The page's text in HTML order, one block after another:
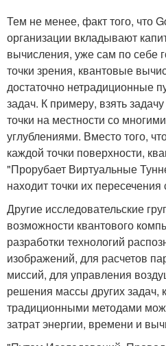
Тем не менее, факт того, что
организации вкладывают
вычисления, уже сам по себе
точки зрения, квантовые
достаточно нетрадиционные
задач. К примеру, взять
точки на местности со
углублениями. Вместо того,
каждой точки поверхности,
"Прорубает Виртуальные
находит точки их
Другие исследовательские
возможности квантового
разработки технологий
изображений, для расчетов
миссий, для управления
решения массы других задач,
традиционными методами
затрат энергии, времени и